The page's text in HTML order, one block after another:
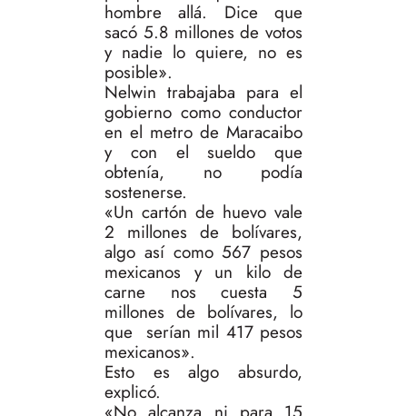
hombre allá. Dice que
sacó 5.8 millones de votos
y nadie lo quiere, no es
posible».
Nelwin trabajaba para el
gobierno como conductor
en el metro de Maracaibo
y con el sueldo que
obtenía, no podía
sostenerse.
«Un cartón de huevo vale
2 millones de bolívares,
algo así como 567 pesos
mexicanos y un kilo de
carne nos cuesta 5
millones de bolívares, lo
que serían mil 417 pesos
mexicanos».
Esto es algo absurdo,
explicó.